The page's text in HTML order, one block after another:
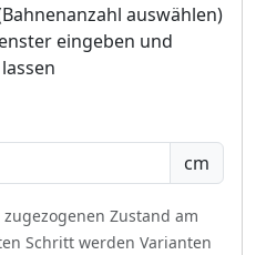
auswählen)
eingeben und
cm
Zustand am
Schritt werden Varianten